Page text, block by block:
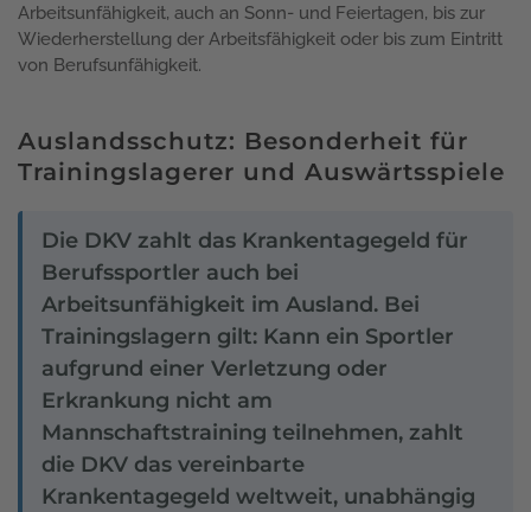
Arbeitsunfähigkeit, auch an Sonn- und Feiertagen, bis zur
Wiederherstellung der Arbeitsfähigkeit oder bis zum Eintritt
von Berufsunfähigkeit.
Auslandsschutz: Besonderheit für
Trainingslagerer und Auswärtsspiele
Die DKV zahlt das Krankentagegeld für
Berufssportler auch bei
Arbeitsunfähigkeit im Ausland. Bei
Trainingslagern gilt: Kann ein Sportler
aufgrund einer Verletzung oder
Erkrankung nicht am
Mannschaftstraining teilnehmen, zahlt
die DKV das vereinbarte
Krankentagegeld weltweit, unabhängig